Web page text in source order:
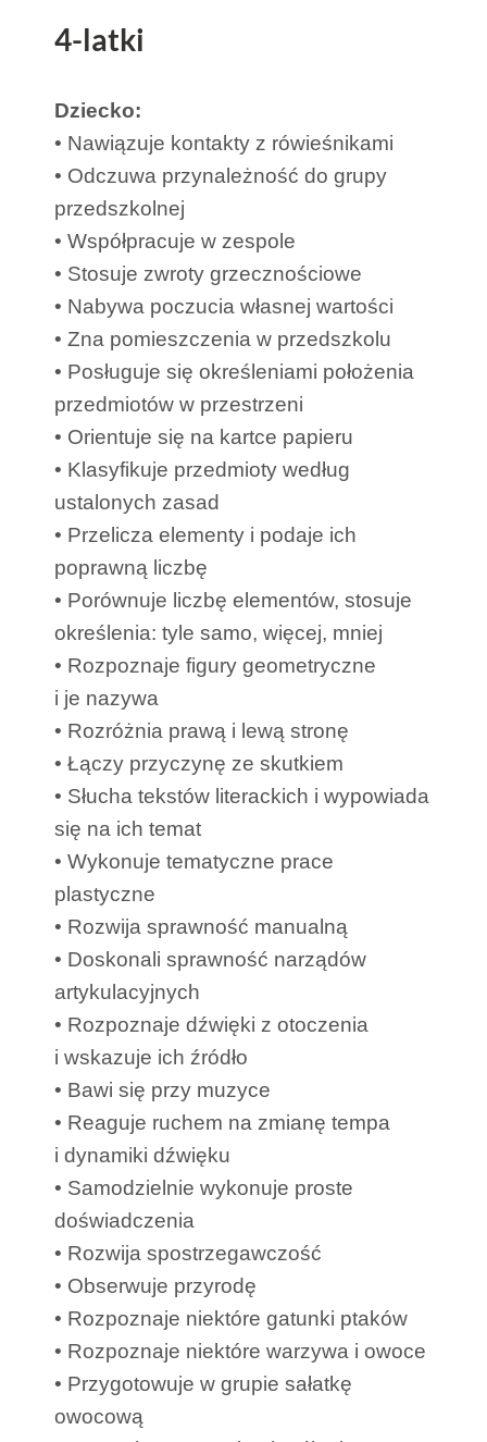
4-latki
Dziecko:
• Nawiązuje kontakty z rówieśnikami
• Odczuwa przynależność do grupy
przedszkolnej
• Współpracuje w zespole
• Stosuje zwroty grzecznościowe
• Nabywa poczucia własnej wartości
• Zna pomieszczenia w przedszkolu
• Posługuje się określeniami położenia
przedmiotów w przestrzeni
• Orientuje się na kartce papieru
• Klasyfikuje przedmioty według
ustalonych zasad
• Przelicza elementy i podaje ich
poprawną liczbę
• Porównuje liczbę elementów, stosuje
określenia: tyle samo, więcej, mniej
• Rozpoznaje figury geometryczne
i je nazywa
• Rozróżnia prawą i lewą stronę
• Łączy przyczynę ze skutkiem
• Słucha tekstów literackich i wypowiada
się na ich temat
• Wykonuje tematyczne prace
plastyczne
• Rozwija sprawność manualną
• Doskonali sprawność narządów
artykulacyjnych
• Rozpoznaje dźwięki z otoczenia
i wskazuje ich źródło
• Bawi się przy muzyce
• Reaguje ruchem na zmianę tempa
i dynamiki dźwięku
• Samodzielnie wykonuje proste
doświadczenia
• Rozwija spostrzegawczość
• Obserwuje przyrodę
• Rozpoznaje niektóre gatunki ptaków
• Rozpoznaje niektóre warzywa i owoce
• Przygotowuje w grupie sałatkę
owocową